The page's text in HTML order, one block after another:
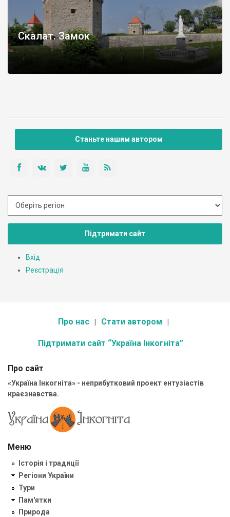
Скалат. Замок
Станьте нашим автором
Підтримати сайт
Вхід
Реєстрація
Про нас Стати автором
Підтримати сайт “Україна Інкогніта”
Про сайт
«Україна Інкогніта» - неприбутковий проект ентузіастів
краєзнавства.
Меню
Історія і традиції
Регіони України
Тури
Пам'ятки
Природа